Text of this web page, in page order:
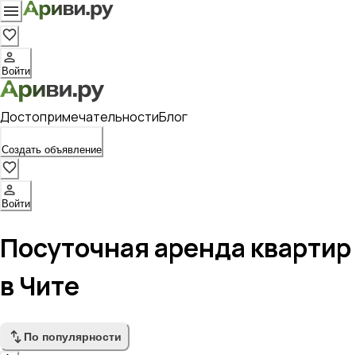
Войти
ДостопримечательностиБлог
Создать объявление
Войти
Посуточная аренда квартир
в Чите
По популярности